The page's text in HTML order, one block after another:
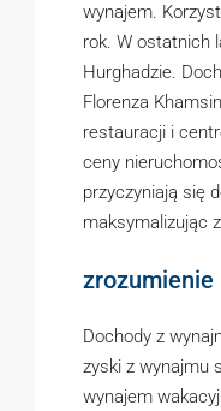
wynajem.
rok. W ostatnich
Hurghadzie.
Florenza
restauracji i
ceny
przyczyniają się
maksymalizując
zrozumienie
Dochody z
zyski z wynajmu
wynajem